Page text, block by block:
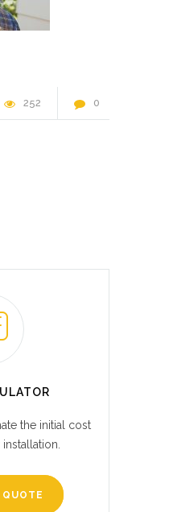
252 0
the initial cost
QUOTE